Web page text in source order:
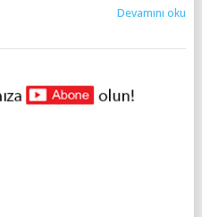
Devamını oku